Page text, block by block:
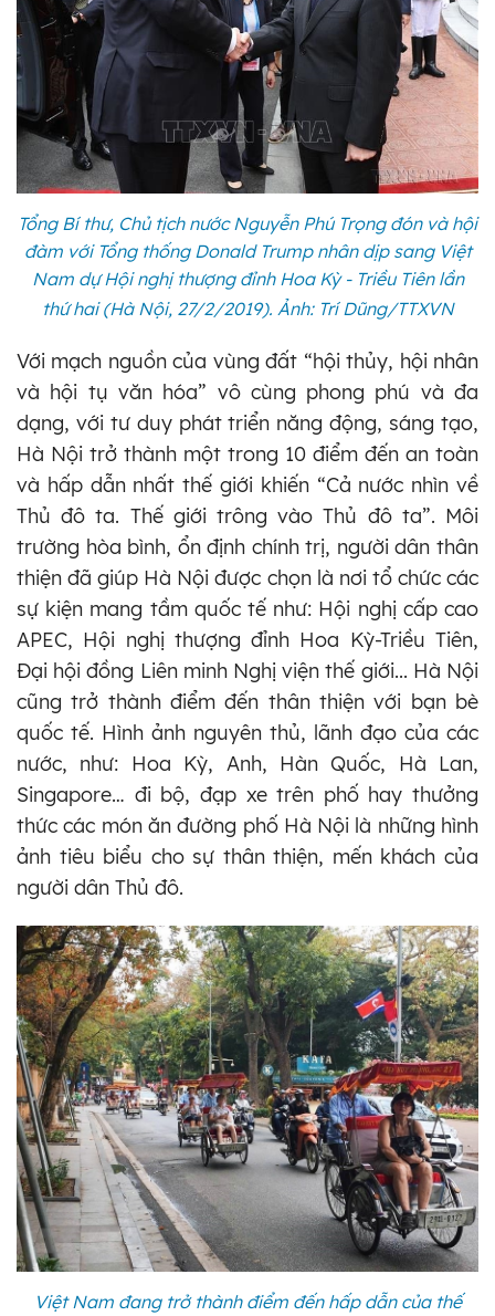
Tổng Bí thư, Chủ tịch nước Nguyễn Phú Trọng đón và hội
đàm với Tổng thống Donald Trump nhân dịp sang Việt
Nam dự Hội nghị thượng đỉnh Hoa Kỳ - Triều Tiên lần
thứ hai (Hà Nội, 27/2/2019). Ảnh: Trí Dũng/TTXVN
Với mạch nguồn của vùng đất “hội thủy, hội nhân
và hội tụ văn hóa” vô cùng phong phú và đa
dạng, với tư duy phát triển năng động, sáng tạo,
Hà Nội trở thành một trong 10 điểm đến an toàn
và hấp dẫn nhất thế giới khiến “Cả nước nhìn về
Thủ đô ta. Thế giới trông vào Thủ đô ta”. Môi
trường hòa bình, ổn định chính trị, người dân thân
thiện đã giúp Hà Nội được chọn là nơi tổ chức các
sự kiện mang tầm quốc tế như: Hội nghị cấp cao
APEC, Hội nghị thượng đỉnh Hoa Kỳ-Triều Tiên,
Đại hội đồng Liên minh Nghị viện thế giới... Hà Nội
cũng trở thành điểm đến thân thiện với bạn bè
quốc tế. Hình ảnh nguyên thủ, lãnh đạo của các
nước, như: Hoa Kỳ, Anh, Hàn Quốc, Hà Lan,
Singapore… đi bộ, đạp xe trên phố hay thưởng
thức các món ăn đường phố Hà Nội là những hình
ảnh tiêu biểu cho sự thân thiện, mến khách của
người dân Thủ đô.
Việt Nam đang trở thành điểm đến hấp dẫn của thế